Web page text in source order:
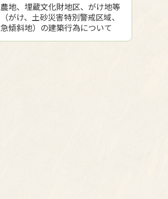
農地、埋蔵文化財地区、がけ地等
（がけ、土砂災害特別警戒区域、
急傾斜地）の建築行為について